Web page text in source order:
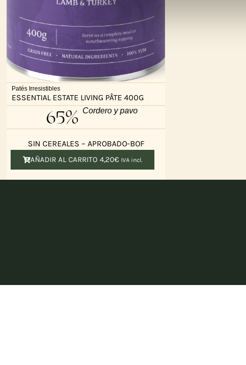
Patés Irresistibles
ESSENTIAL ESTATE LIVING PÂTE 400G
65% Cordero y pavo
SIN CEREALES – APROBADO-BOF
AÑADIR AL CARRITO4,20€ IVA incl.